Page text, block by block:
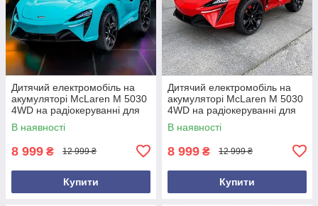
Дитячий електромобіль на
акумуляторі McLaren M 5030
4WD на радіокеруванні для
дітей 3-8 років блакитний
В наявності
8 999 ₴ 12 999 ₴
Купити
Дитячий електромобіль на
акумуляторі McLaren M 5030
4WD на радіокеруванні для
дітей 3-8 років червоний
В наявності
8 999 ₴ 12 999 ₴
Купити